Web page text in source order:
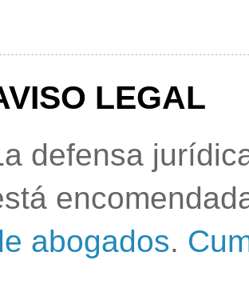
LEGAL
defensa
abogados.